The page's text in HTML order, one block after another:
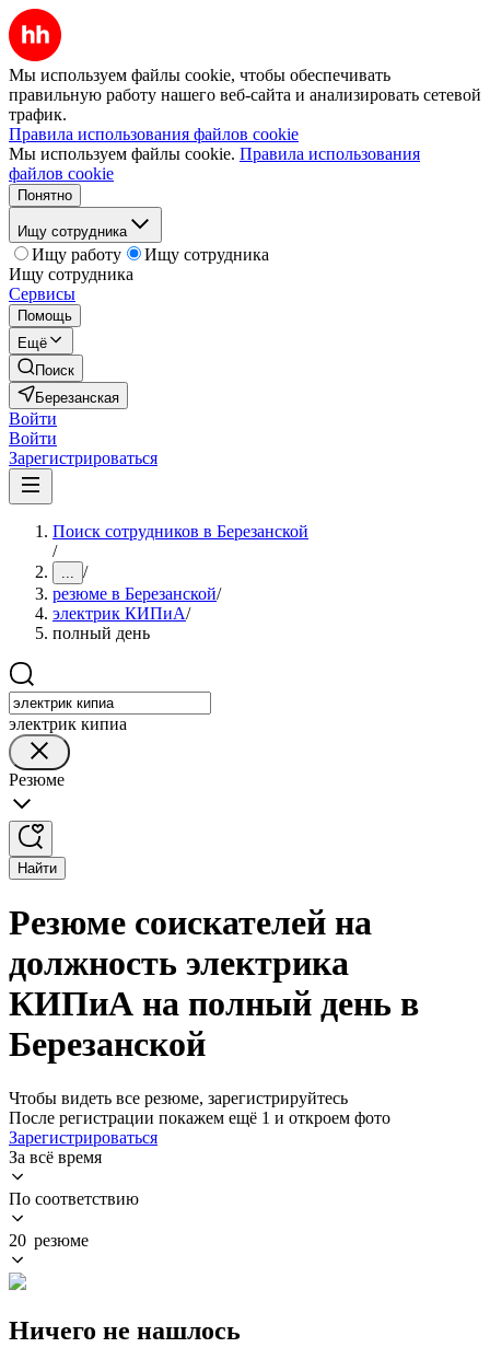
Мы используем файлы cookie, чтобы обеспечивать
правильную работу нашего веб-сайта и анализировать сетевой
трафик.
Правила использования файлов cookie
Мы используем файлы cookie. Правила использования
файлов cookie
Понятно
Ищу сотрудника
Ищу работу
Ищу сотрудника
Ищу сотрудника
Сервисы
Помощь
Ещё
Поиск
Березанская
Войти
Войти
Зарегистрироваться
Поиск сотрудников в Березанской
/
... /
резюме в Березанской/
электрик КИПиА/
полный день
электрик кипиа
Резюме
Найти
Резюме соискателей на
должность электрика
КИПиА на полный день в
Березанской
Чтобы видеть все резюме, зарегистрируйтесь
После регистрации покажем ещё 1 и откроем фото
Зарегистрироваться
За всё время
По соответствию
20 резюме
Ничего не нашлось